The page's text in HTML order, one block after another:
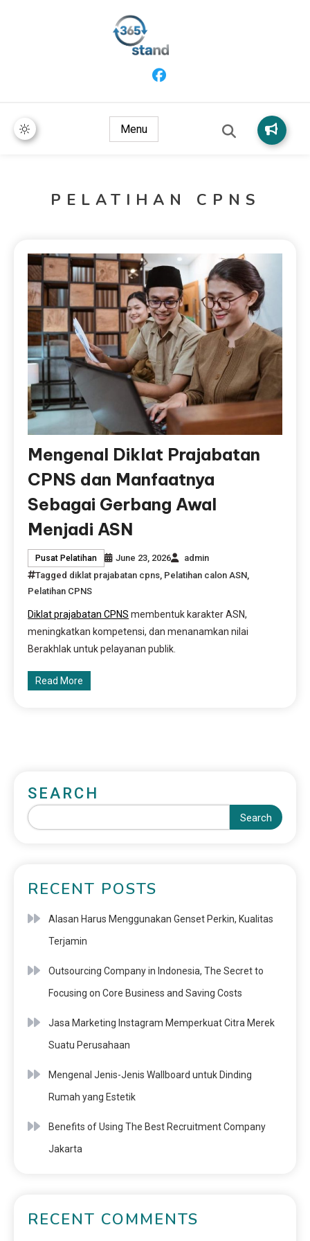
Menu
PELATIHAN CPNS
Mengenal Diklat Prajabatan
CPNS dan Manfaatnya
Sebagai Gerbang Awal
Menjadi ASN
Pusat Pelatihan June 23, 2026
admin
Tagged diklat prajabatan cpns, Pelatihan calon ASN,
Pelatihan CPNS
Diklat prajabatan CPNS membentuk karakter ASN,
meningkatkan kompetensi, dan menanamkan nilai
Berakhlak untuk pelayanan publik.
Read More
SEARCH
Search
RECENT POSTS
Alasan Harus Menggunakan Genset Perkin, Kualitas
Terjamin
Outsourcing Company in Indonesia, The Secret to
Focusing on Core Business and Saving Costs
Jasa Marketing Instagram Memperkuat Citra Merek
Suatu Perusahaan
Mengenal Jenis-Jenis Wallboard untuk Dinding
Rumah yang Estetik
Benefits of Using The Best Recruitment Company
Jakarta
RECENT COMMENTS